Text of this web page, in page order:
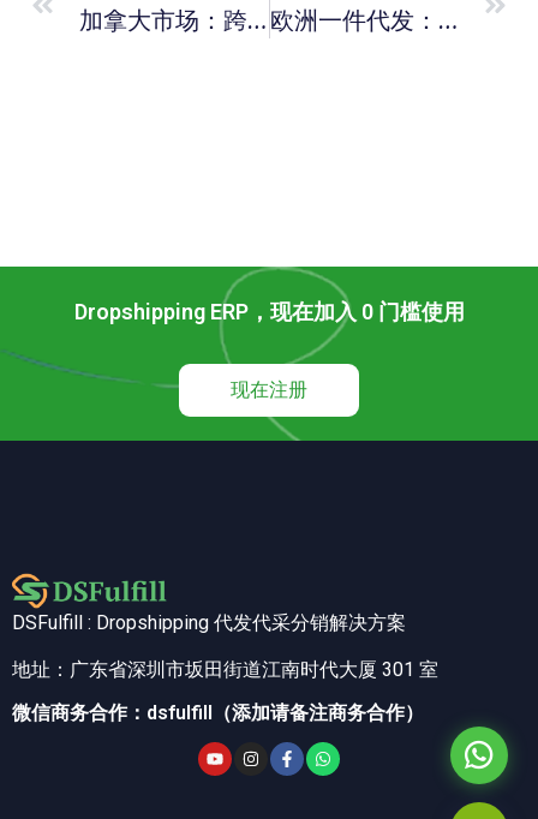
加拿大市场：跨境一件代发业务的优化策略 欧洲一件代发：ERP多店铺管理与自动化订单履约指南
Dropshipping ERP，现在加入 0 门槛使用
现在注册
DSFulfill : Dropshipping 代发代采分销解决方案
地址：广东省深圳市坂田街道江南时代大厦 301 室
微信商务合作：dsfulfill（添加请备注商务合作）